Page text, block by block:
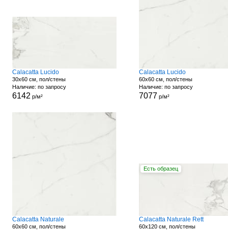
Calacatta Lucido
30x60 см, пол/стены
Наличие: по запросу
6142 р/м²
Calacatta Lucido
60x60 см, пол/стены
Наличие: по запросу
7077 р/м²
Calacatta Naturale
60x60 см, пол/стены
Есть образец
Calacatta Naturale Rett
60x120 см, пол/стены